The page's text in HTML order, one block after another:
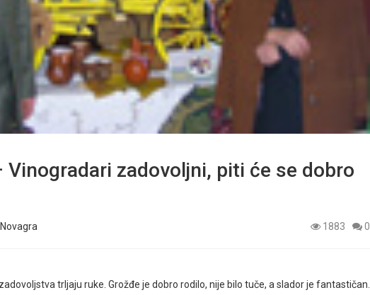
Vinogradari zadovoljni, piti će se dobro
Novagra 1883 0
trljaju ruke. Grožđe je dobro rodilo, nije bilo tuče, a slador je fantastičan.